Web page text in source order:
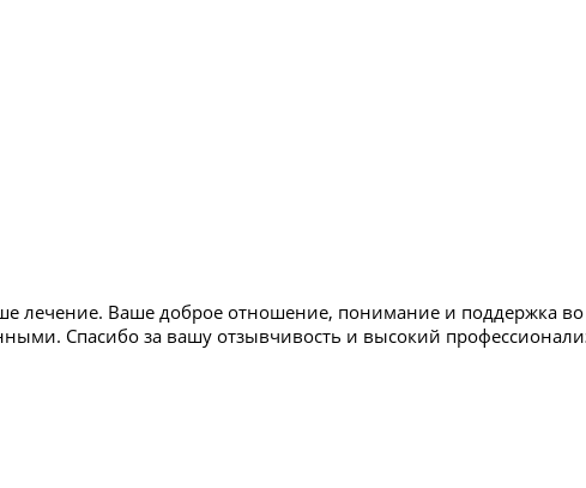
лечение. Ваше доброе отношение, понимание и поддержка
Спасибо за вашу отзывчивость и высокий